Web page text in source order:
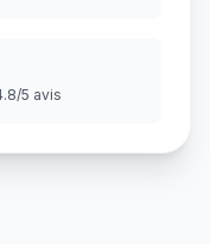
5 avis